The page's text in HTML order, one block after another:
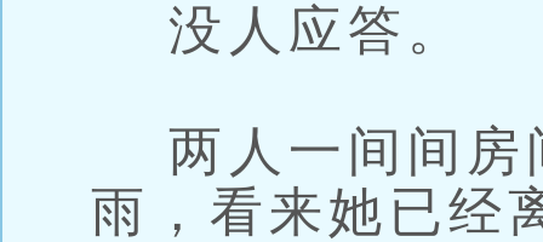
没人应答。
两人一间间房
雨，看来她已经